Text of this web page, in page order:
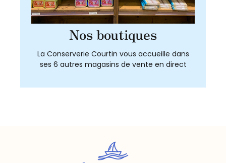
Nos boutiques
La Conserverie Courtin vous accueille dans
ses 6 autres magasins de vente en direct